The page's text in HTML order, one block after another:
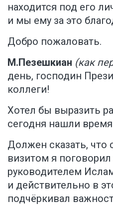
находится под его
и мы ему за это
Добро пожаловать.
М.Пезешкиан (как
день, господин
коллеги!
Хотел бы выразить
сегодня нашли
Должен сказать, что
визитом я
руководителем
и действительно в
подчёркивал